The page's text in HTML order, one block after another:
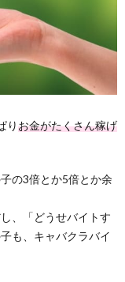
りお金がたくさん稼げ
の3倍とか5倍とか余
、「どうせバイトす
も、キャバクラバイ